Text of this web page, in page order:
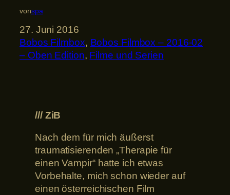
vonspa
27. Juni 2016
Bobos Filmbox, Bobos Filmbox – 2016-02
– Oben Edition, Filme und Serien
/// ZiB
Nach dem für mich äußerst
traumatisierenden „Therapie für
einen Vampir“ hatte ich etwas
Vorbehalte, mich schon wieder auf
einen österreichischen Film